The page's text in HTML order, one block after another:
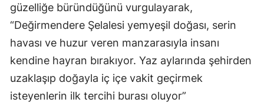
güzelliğe büründüğünü vurgulayarak,
“Değirmendere Şelalesi yemyeşil doğası, serin
havası ve huzur veren manzarasıyla insanı
kendine hayran bırakıyor. Yaz aylarında şehirden
uzaklaşıp doğayla iç içe vakit geçirmek
isteyenlerin ilk tercihi burası oluyor”